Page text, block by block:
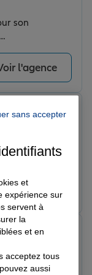
son
toutes mes
manière
écoute, sa
l'agence
de l’agence !
ce
l'agence
souriante! Un
sans accepter
et
expérience sur
servent à
la
et en
acceptez tous
aussi